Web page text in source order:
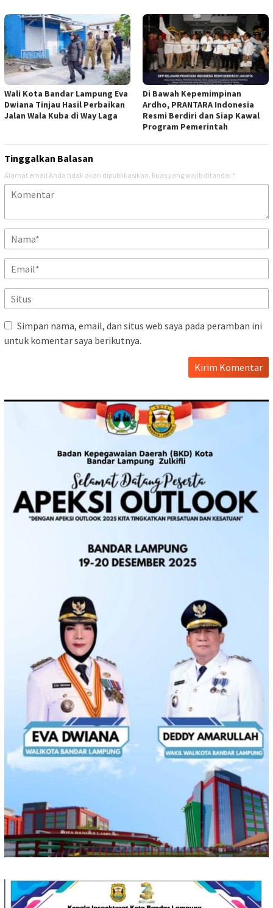
Wali Kota Bandar Lampung Eva
Dwiana Tinjau Hasil Perbaikan
Jalan Wala Kuba di Way Laga
Di Bawah Kepemimpinan
Ardho, PRANTARA Indonesia
Resmi Berdiri dan Siap Kawal
Program Pemerintah
Tinggalkan Balasan
Alamat email Anda tidak akan dipublikasikan. Ruas yang wajib ditandai *
Simpan nama, email, dan situs web saya pada peramban ini
untuk komentar saya berikutnya.